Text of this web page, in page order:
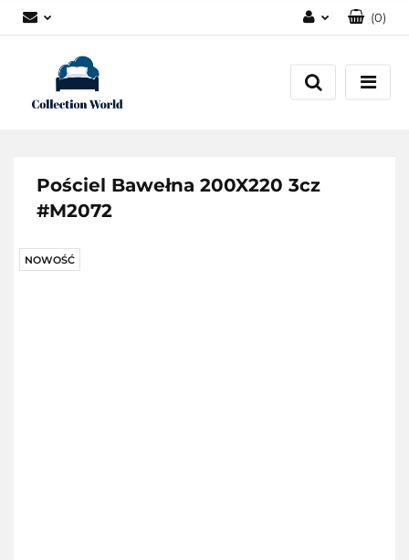
Zarejestruj się
(0)
Pościel Bawełna 200X220 3cz
#M2072
NOWOŚĆ